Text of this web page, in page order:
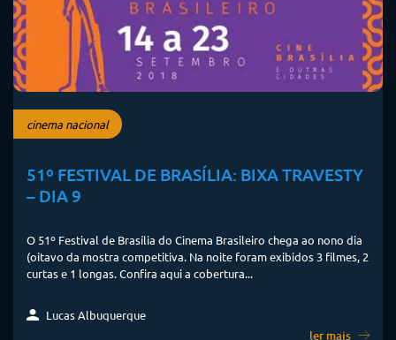
cinema nacional
51º FESTIVAL DE BRASÍLIA: BIXA TRAVESTY
– DIA 9
O 51º Festival de Brasília do Cinema Brasileiro chega ao nono dia
(oitavo da mostra competitiva. Na noite foram exibidos 3 filmes, 2
curtas e 1 longas. Confira aqui a cobertura...
Lucas Albuquerque
ler mais